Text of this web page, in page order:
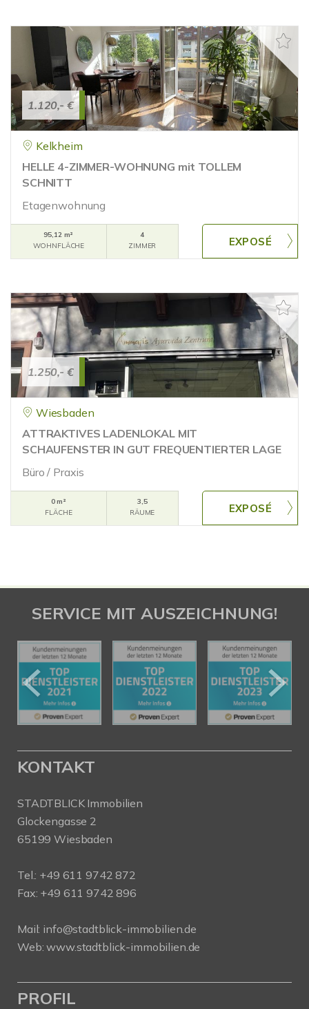
1.120,- €
Kelkheim
HELLE 4-ZIMMER-WOHNUNG mit TOLLEM
SCHNITT
Etagenwohnung
95,12 m²
WOHNFLÄCHE
4
ZIMMER
1.250,- €
Wiesbaden
ATTRAKTIVES LADENLOKAL MIT
SCHAUFENSTER IN GUT FREQUENTIERTER LAGE
Büro / Praxis
0 m²
FLÄCHE
3,5
RÄUME
SERVICE MIT AUSZEICHNUNG!
KONTAKT
STADTBLICK Immobilien
Glockengasse 2
65199 Wiesbaden
Tel.: +49 611 9742 872
Fax: +49 611 9742 896
Mail: info@stadtblick-immobilien.de
Web:www.stadtblick-immobilien.de
PROFIL